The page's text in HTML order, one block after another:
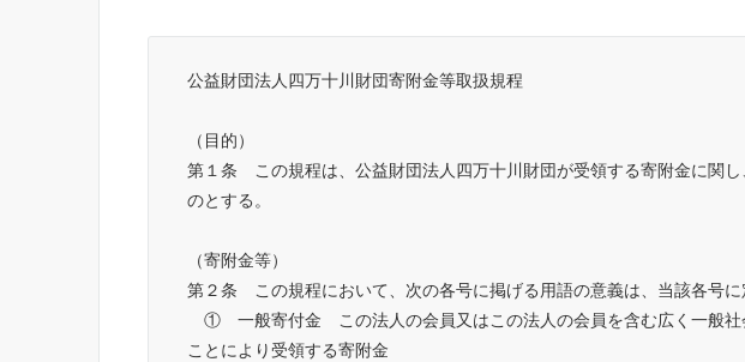
公益財団法人四万十川財団寄附金等取扱規程
（目的）
第１条　この規程は、公益財団法人四万十川財団が受領する寄附金に関
のとする。
（寄附金等）
第２条　この規程において、次の各号に掲げる用語の意義は、当該各号に
①　一般寄付金　この法人の会員又はこの法人の会員を含む広く一般社
ことにより受領する寄附金